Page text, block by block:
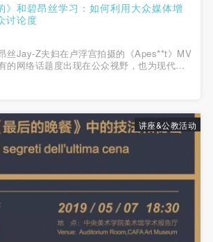
》和碧昂丝学习：如何利用大众媒体增
讨论度
丝Jay-Z夫妇在卢浮宫拍摄的《Apes**t》MV
的网络话题度出现在公众视野，也为现代博
众互动的可能性。
讲座&公教活动